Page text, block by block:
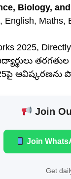
Biology, and
English, Maths,
2025,
ఆవిష్కరణను
Join
Join
Get